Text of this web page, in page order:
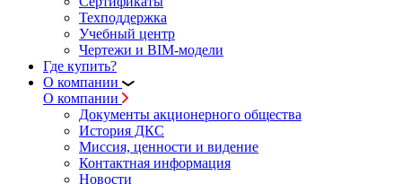
Техподдержка
Учебный центр
Чертежи и BIM-модели
Где купить?
О компании
О компании
Документы акционерного общества
История ДКС
Миссия, ценности и видение
Контактная информация
Новости